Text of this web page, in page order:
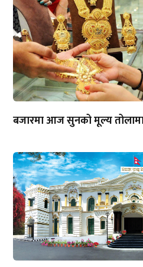
बजारमा आज सुनको मूल्य